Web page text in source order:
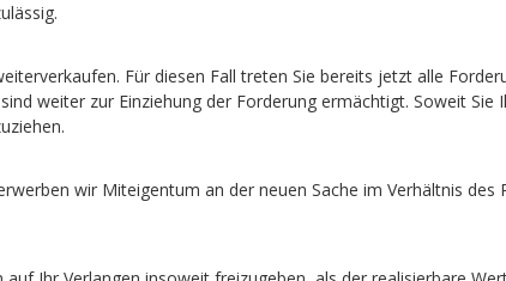
Für diesen Fall treten Sie bereits jetzt alle
weiter zur Einziehung der Forderung ermächtigt. Soweit
wir Miteigentum an der neuen Sache im Verhältnis